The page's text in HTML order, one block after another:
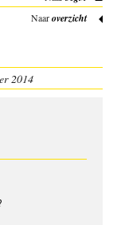
Naaroverzicht
2014